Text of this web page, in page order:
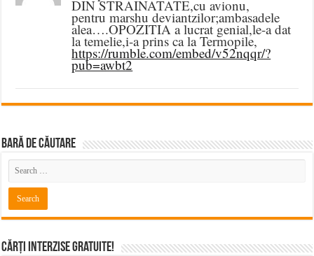
DIN STRAINATATE,cu avionu,
pentru marshu deviantzilor;ambasadele
alea….OPOZITIA a lucrat genial,le-a dat
la temelie,i-a prins ca la Termopile,
https://rumble.com/embed/v52nqqr/?
pub=awbt2
BARĂ DE CĂUTARE
Cărți Interzise Gratuite!